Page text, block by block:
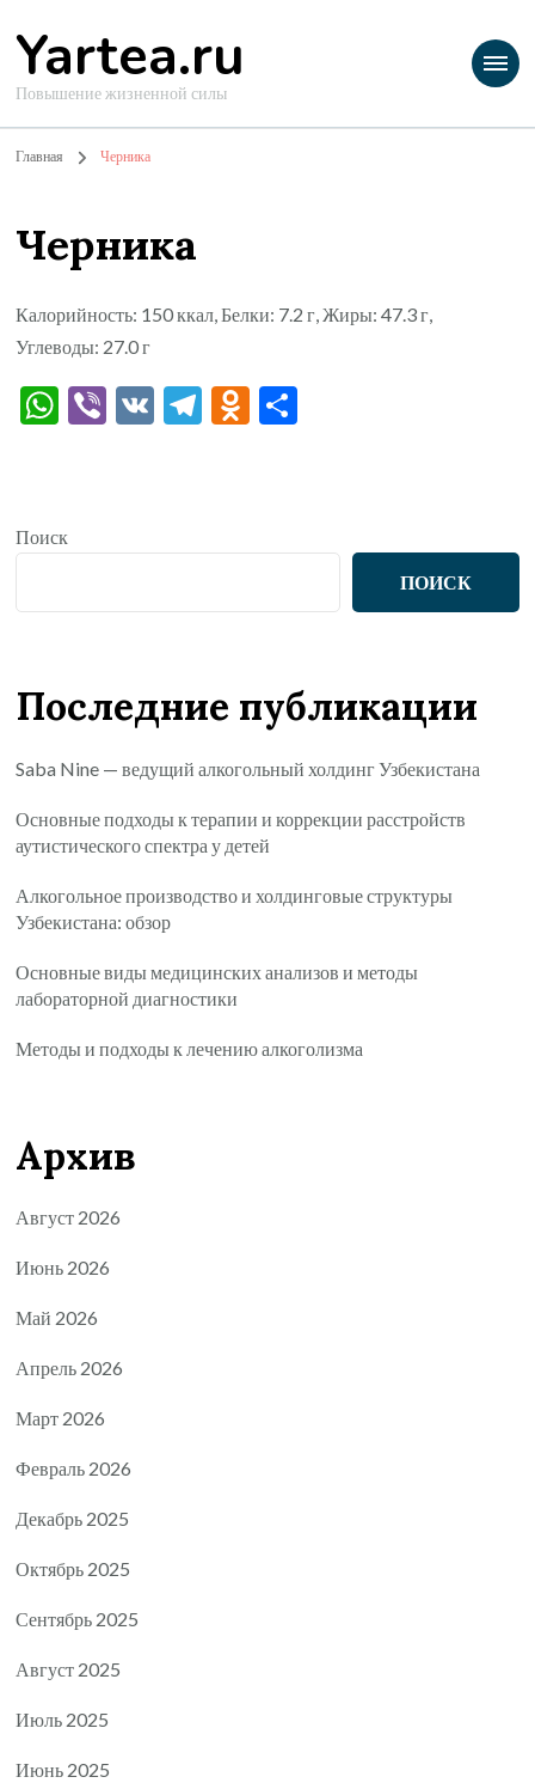
Yartea.ru
Повышение жизненной силы
Главная Черника
Черника
Калорийность: 150 ккал, Белки: 7.2 г, Жиры: 47.3 г,
Углеводы: 27.0 г
WhatsApp
Viber
VK Telegram
Odnoklassniki
Поиск
ПОИСК
Последние публикации
Saba Nine — ведущий алкогольный холдинг Узбекистана
Основные подходы к терапии и коррекции расстройств
аутистического спектра у детей
Алкогольное производство и холдинговые структуры
Узбекистана: обзор
Основные виды медицинских анализов и методы
лабораторной диагностики
Методы и подходы к лечению алкоголизма
Архив
Август 2026
Июнь 2026
Май 2026
Апрель 2026
Март 2026
Февраль 2026
Декабрь 2025
Октябрь 2025
Сентябрь 2025
Август 2025
Июль 2025
Июнь 2025